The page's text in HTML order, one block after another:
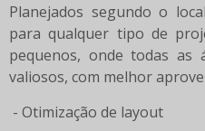
Planejados segundo o
para qualquer tipo de
pequenos, onde todas as
valiosos, com melhor
- Otimização de layout